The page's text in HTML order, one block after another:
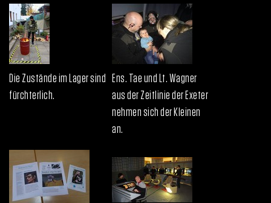
Die Zustände im Lager sind
fürchterlich.
Ens. Tae und Lt. Wagner
aus der Zeitlinie der Exeter
nehmen sich der Kleinen
an.